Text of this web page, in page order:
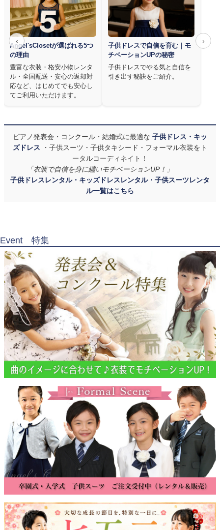
‹ ›
Angel'sClosetが選ばれる5つ
の理由
豊富な衣装・格安小物レンタ
ル・全国配送・安心の返却対
応など、はじめてでも安心し
てご利用いただけます。
子供ドレスで自信を育む｜モ
チベーションUPの秘密
子供ドレスでやる気と自信を
引き出す秘訣をご紹介。
ピアノ発表会・コンクール・結婚式に最適な 子供ドレス・キッ
ズドレス
・子供スーツ・子供タキシード・フォーマル衣装をト
ータルコーディネイト！
「衣装で自信を身に纏いモチベーションUP！」
子供ドレスレンタル・キッズドレスレンタル・子供スーツレンタ
ル一覧はこちら
Event 特集